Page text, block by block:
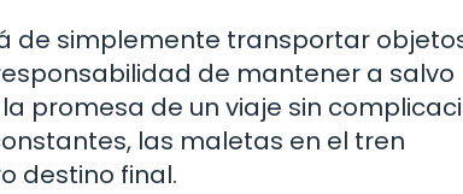
de simplemente transportar
de mantener a salvo
promesa de un viaje sin
las maletas en el tren
destino final.